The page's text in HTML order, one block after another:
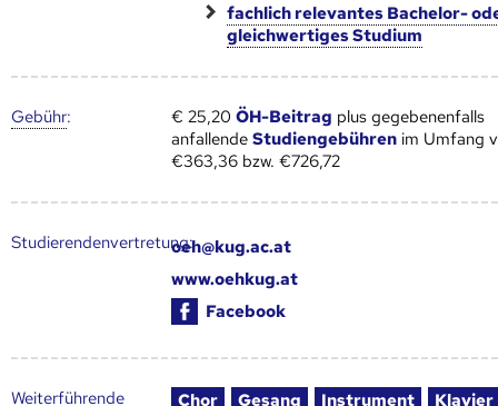
fachlich relevantes Bachelor-
gleichwertiges Studium
Gebühr: € 25,20ÖH-Beitrag plus gegebenenfalls
anfallendeStudiengebühren im Umfang
€363,36 bzw. €726,72
Studierendenvertretung:oeh@kug.ac.at
www.oehkug.at
Facebook
Weiter­führende
Chor Gesang Instrument
Klavier